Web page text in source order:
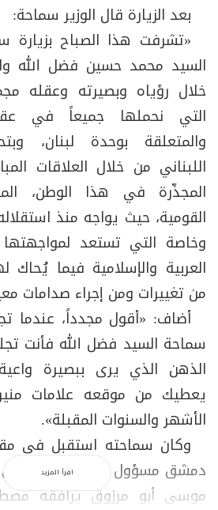
بعد الزيارة قال الوزير سماحة:
«تشرفت هذا الصباح بزيارة
السيد محمد حسين فضل الله
خلال رؤياه وبصيرته وعقله
التي نحملها جميعاً في
والمتعلقة بوحدة لبنان،
اللبناني من خلال العلاقات
المجذّرة في هذا الوطن،
القومية، حيث يواجه منذ
وخاصة التي تستعد
العربية والإسلامية فيما يُحاك
من تغييرات ومن إجراء صدامات
أضاف: «أقول مجدداً، عندما
سماحة السيد فضل الله فأنت
الذهن الذي يرى ببصيرة
يعطيك من موقعه علامات
الأشهر والسنوات المقبلة».
وكان سماحته استقبل في
دمشق مسؤول المكتب
موسى أبو مرزوق يرافقه
اقرأ المزيد